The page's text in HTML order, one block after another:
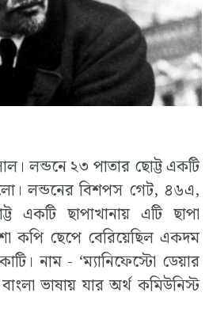
লন্ডনে ২৩ পাতার ছোট্ট একটি
লন্ডনের বিশপস গেট, ৪৬এ,
একটি ছাপাখানায় এটি ছাপা
কপি ছেপে বেরিয়েছিল একদম
নাম - ‘ম্যানিফেস্টো ডেয়ার
ভাষায় যার অর্থ কমিউনিস্ট